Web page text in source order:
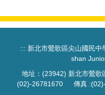
::: 新北市鶯歌區尖山國民
shan
地址：(23942) 新北市鶯
(02)-26781670 傳真